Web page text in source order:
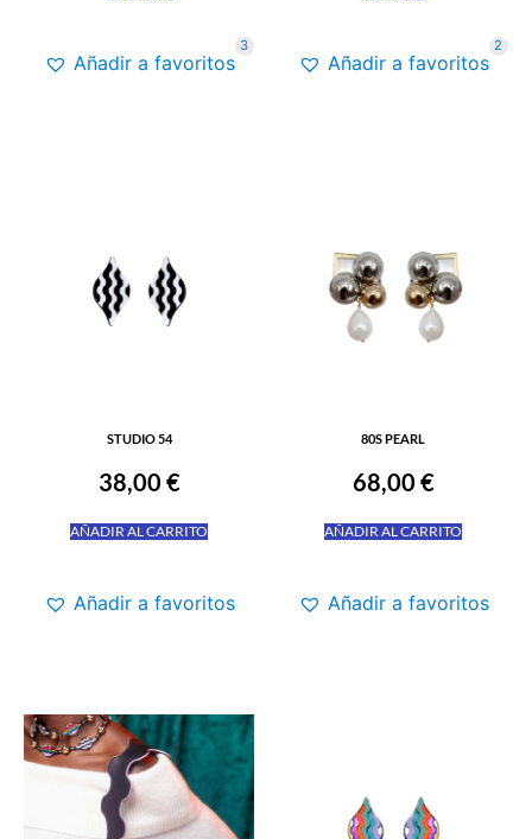
Añadir a favoritos
3
Añadir a favoritos
2
STUDIO 54
38,00 €
AÑADIR AL CARRITO
Añadir a favoritos
80S PEARL
68,00 €
AÑADIR AL CARRITO
Añadir a favoritos